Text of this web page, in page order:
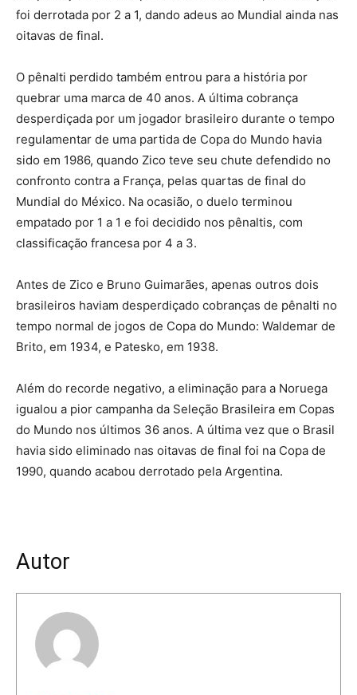
foi derrotada por 2 a 1, dando adeus ao Mundial ainda nas
oitavas de final.
O pênalti perdido também entrou para a história por
quebrar uma marca de 40 anos. A última cobrança
desperdiçada por um jogador brasileiro durante o tempo
regulamentar de uma partida de Copa do Mundo havia
sido em 1986, quando Zico teve seu chute defendido no
confronto contra a França, pelas quartas de final do
Mundial do México. Na ocasião, o duelo terminou
empatado por 1 a 1 e foi decidido nos pênaltis, com
classificação francesa por 4 a 3.
Antes de Zico e Bruno Guimarães, apenas outros dois
brasileiros haviam desperdiçado cobranças de pênalti no
tempo normal de jogos de Copa do Mundo: Waldemar de
Brito, em 1934, e Patesko, em 1938.
Além do recorde negativo, a eliminação para a Noruega
igualou a pior campanha da Seleção Brasileira em Copas
do Mundo nos últimos 36 anos. A última vez que o Brasil
havia sido eliminado nas oitavas de final foi na Copa de
1990, quando acabou derrotado pela Argentina.
Autor